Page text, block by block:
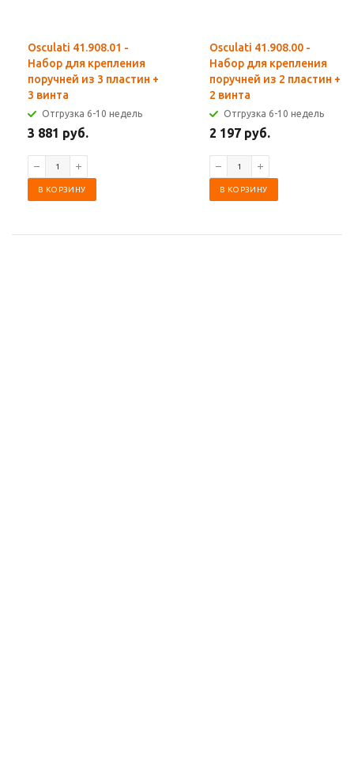
Osculati 41.908.01 -
Набор для крепления
поручней из 3 пластин +
3 винта
Отгрузка 6-10 недель
3 881 руб.
В КОРЗИНУ
Osculati 41.908.00 -
Набор для крепления
поручней из 2 пластин +
2 винта
Отгрузка 6-10 недель
2 197 руб.
В КОРЗИНУ